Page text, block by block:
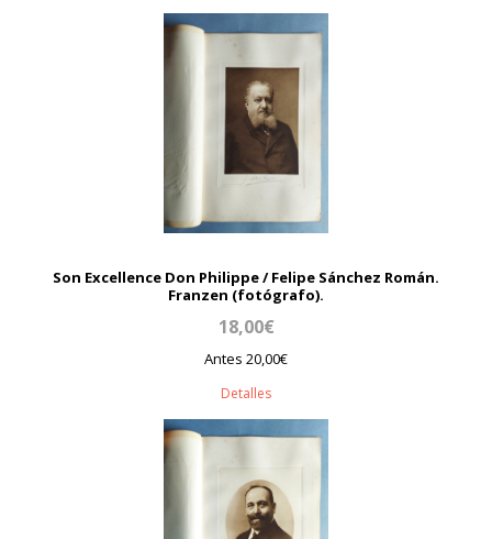
Son Excellence Don Philippe / Felipe Sánchez Román.
Franzen (fotógrafo).
18,00€
Antes 20,00€
Detalles